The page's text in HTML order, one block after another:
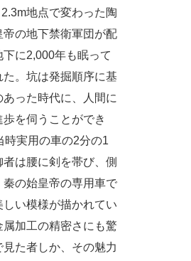
地点で変わった陶
の地下禁衛軍団が配
に2,000年も眠って
。坑は発掘順序に基
った時代に、人間に
を伺うことができ
時実用の車の2分の1
は腰に剣を帯び、側
の始皇帝の専用車で
い模様が描かれてい
加工の精密さにも驚
た者しか、その魅力